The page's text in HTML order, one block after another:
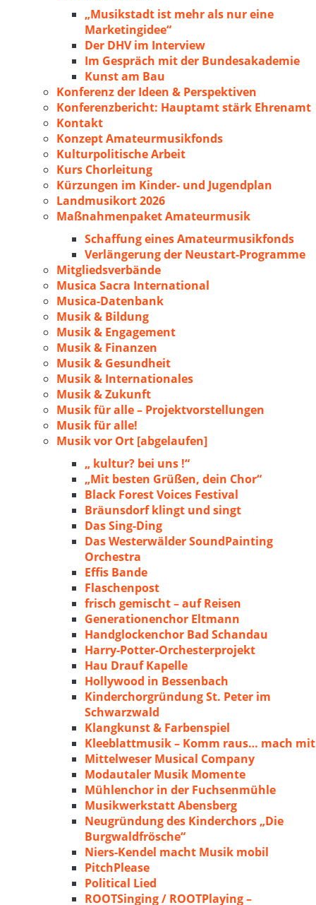
„Musikstadt ist mehr als nur eine
Marketingidee“
Der DHV im Interview
Im Gespräch mit der Bundesakademie
Kunst am Bau
Konferenz der Ideen & Perspektiven
Konferenzbericht: Hauptamt stärk Ehrenamt
Kontakt
Konzept Amateurmusikfonds
Kulturpolitische Arbeit
Kurs Chorleitung
Kürzungen im Kinder- und Jugendplan
Landmusikort 2026
Maßnahmenpaket Amateurmusik
Schaffung eines Amateurmusikfonds
Verlängerung der Neustart-Programme
Mitgliedsverbände
Musica Sacra International
Musica-Datenbank
Musik & Bildung
Musik & Engagement
Musik & Finanzen
Musik & Gesundheit
Musik & Internationales
Musik & Zukunft
Musik für alle – Projektvorstellungen
Musik für alle!
Musik vor Ort [abgelaufen]
„ kultur? bei uns !“
„Mit besten Grüßen, dein Chor“
Black Forest Voices Festival
Bräunsdorf klingt und singt
Das Sing-Ding
Das Westerwälder SoundPainting
Orchestra
Effis Bande
Flaschenpost
frisch gemischt – auf Reisen
Generationenchor Eltmann
Handglockenchor Bad Schandau
Harry-Potter-Orchesterprojekt
Hau Drauf Kapelle
Hollywood in Bessenbach
Kinderchorgründung St. Peter im
Schwarzwald
Klangkunst & Farbenspiel
Kleeblattmusik – Komm raus… mach mit
Mittelweser Musical Company
Modautaler Musik Momente
Mühlenchor in der Fuchsenmühle
Musikwerkstatt Abensberg
Neugründung des Kinderchors „Die
Burgwaldfrösche“
Niers-Kendel macht Musik mobil
PitchPlease
Political Lied
ROOTSinging / ROOTPlaying –